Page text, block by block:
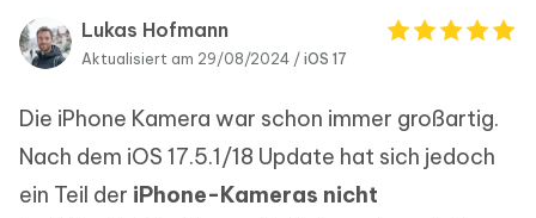
PDF
Editor
Neu
iAnyGo
Lukas Hofmann
Aktualisiert am 29/08/2024 / iOS 17
Die iPhone Kamera war schon immer großartig.
Nach dem iOS 17.5.1/18 Update hat sich jedoch
ein Teil der iPhone-Kameras nicht